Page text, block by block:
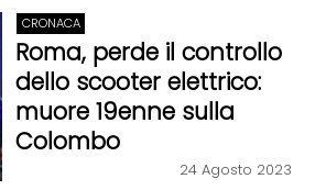
CRONACA
Roma, perde il controllo
dello scooter elettrico:
muore 19enne sulla
Colombo
24 Agosto 2023